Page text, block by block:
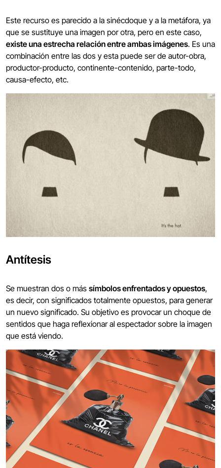
Este recurso es parecido a la sinécdoque y a la metáfora, ya
que se sustituye una imagen por otra, pero en este caso,
existe una estrecha relación entre ambas imágenes. Es una
combinación entre las dos y esta puede ser de autor-obra,
productor-producto, continente-contenido, parte-todo,
causa-efecto, etc.
Antítesis
Se muestran dos o más símbolos enfrentados y opuestos,
es decir, con significados totalmente opuestos, para generar
un nuevo significado. Su objetivo es provocar un choque de
sentidos que haga reflexionar al espectador sobre la imagen
que está viendo.